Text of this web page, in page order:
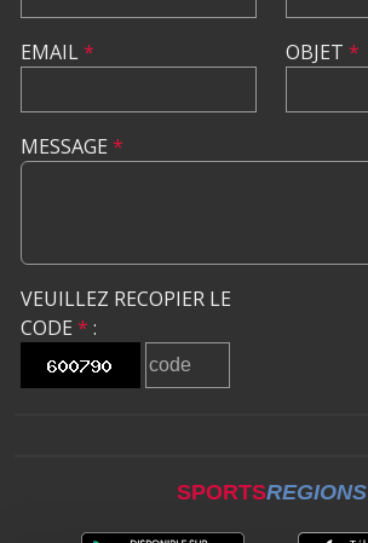
EMAIL* OBJET *
MESSAGE *
VEUILLEZ RECOPIER LE
CODE * :
SPORTSREGIONS